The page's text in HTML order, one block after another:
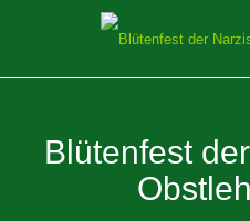
Blütenfest